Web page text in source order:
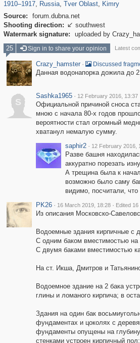
1910–1917, Russia, Tver Oblast, Kimry
Source:
forum.dubna.net
Shooting direction:  southwest
Watermark signature:
uploaded by
25 Sign in to share your opinion Latest
Crazy_hamster · Discussed
Данная водонапорка дожила до
S
Sashka1965 · 12 February 2016, 13:37
Официальной причиной сноса
мною с начала 80-х годов
вероятности стал огромный
хватанул немалую сумму.
saphir2 · 12 February 2016,
Разве башня
аккуратно порезать
А трещина была к
возможно было саму
видимо, посчитали,
PK26 · 16 March 2019, 18:28 · Edited
Из описания Московско-
Водоемные здания кирпичные с
С одним баком вместимостью на
С двумя баками вместимостью
На ст. Икша, Дмитров и
Водоемное здание нa 2 бака
глины и ломаного кирпича; в
Здания на один бак
фундаментах и цоколях с
фундаменты опущены на
стенками устроен кирпичный